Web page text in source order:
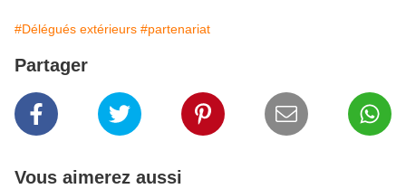
#Délégués extérieurs #partenariat
Partager
Vous aimerez aussi